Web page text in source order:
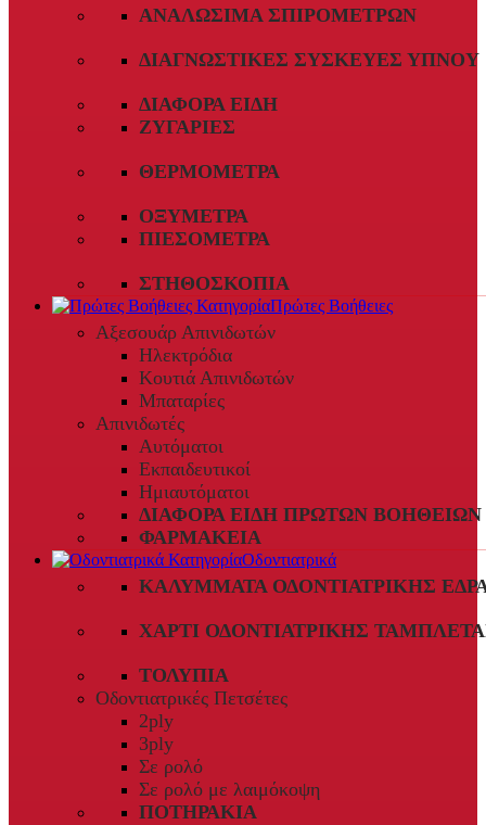
ΑΝΑΛΏΣΙΜΑ ΣΠΙΡΟΜΈΤΡΩΝ
ΔΙΑΓΝΩΣΤΙΚΈΣ ΣΥΣΚΕΥΈΣ ΎΠΝΟΥ
ΔΙΆΦΟΡΑ ΕΊΔΗ
ΖΥΓΑΡΙΈΣ
ΘΕΡΜΌΜΕΤΡΑ
ΟΞΎΜΕΤΡΑ
ΠΙΕΣΌΜΕΤΡΑ
ΣΤΗΘΟΣΚΌΠΙΑ
Πρώτες Βοήθειες
Αξεσουάρ Απινιδωτών
Ηλεκτρόδια
Κουτιά Απινιδωτών
Μπαταρίες
Απινιδωτές
Αυτόματοι
Εκπαιδευτικοί
Ημιαυτόματοι
ΔΙΆΦΟΡΑ ΕΊΔΗ ΠΡΏΤΩΝ ΒΟΗΘΕΙΏΝ
ΦΑΡΜΑΚΕΊΑ
Οδοντιατρικά
ΚΑΛΎΜΜΑΤΑ ΟΔΟΝΤΙΑΤΡΙΚΉΣ
ΧΑΡΤΊ ΟΔΟΝΤΙΑΤΡΙΚΉΣ
ΤΟΛΎΠΙΑ
Οδοντιατρικές Πετσέτες
2ply
3ply
Σε ρολό
Σε ρολό με λαιμόκοψη
ΠΟΤΗΡΆΚΙΑ